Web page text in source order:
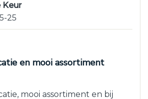
Keur
25
en mooi assortiment
mooi assortiment en bij